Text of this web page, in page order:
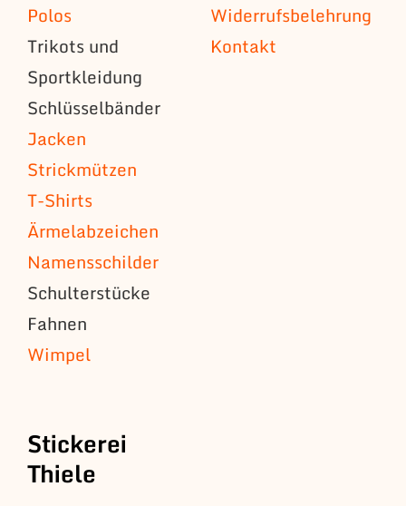
Polos
Trikots und
Sportkleidung
Schlüsselbänder
Jacken
Strickmützen
T-Shirts
Ärmelabzeichen
Namensschilder
Schulterstücke
Fahnen
Wimpel
Widerrufsbelehrung
Kontakt
Stickerei
Thiele